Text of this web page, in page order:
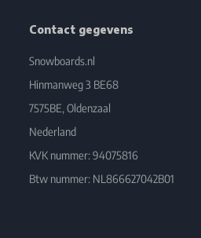
Contact gegevens
Snowboards.nl
Hinmanweg 3 BE68
7575BE, Oldenzaal
Nederland
KVK nummer: 94075816
Btw nummer: NL866627042B01